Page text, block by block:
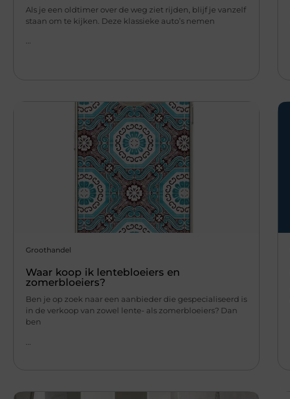
Als je een oldtimer over de weg ziet rijden, blijf je vanzelf
staan om te kijken. Deze klassieke auto’s nemen
...
Groothandel
Waar koop ik lentebloeiers en
zomerbloeiers?
Ben je op zoek naar een aanbieder die gespecialiseerd is
in de verkoop van zowel lente- als zomerbloeiers? Dan
ben